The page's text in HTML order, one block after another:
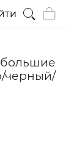
большие
черный/